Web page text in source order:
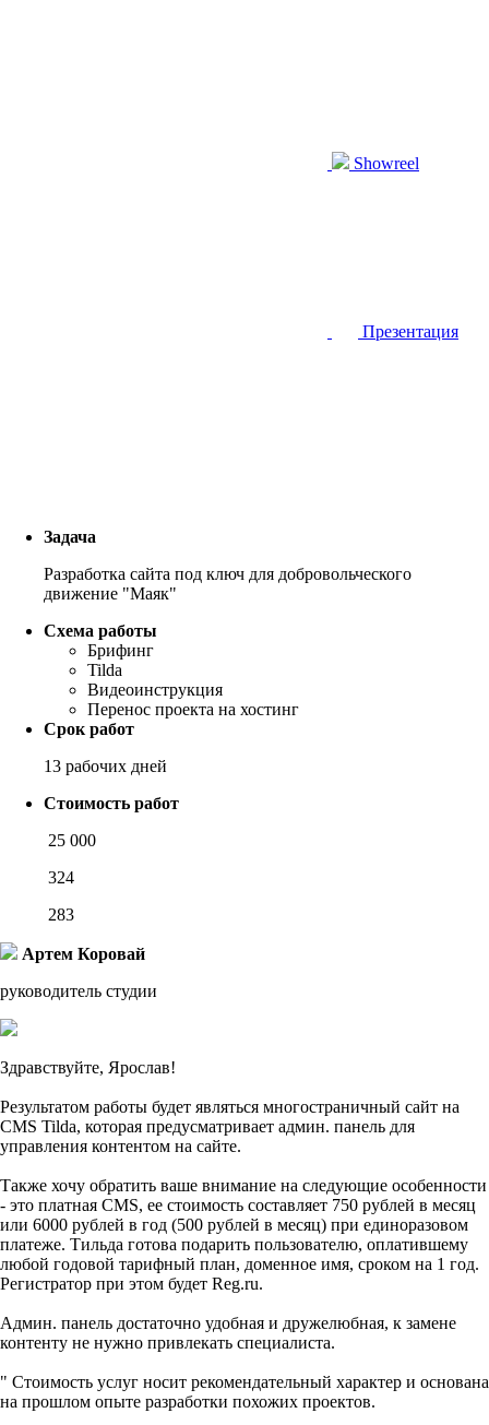
Showreel
Презентация
Задача
Разработка сайта под ключ для добровольческого
движение "Маяк"
Схема работы
Брифинг
Tilda
Видеоинструкция
Перенос проекта на хостинг
Срок работ
13 рабочих дней
Стоимость работ
25 000
324
283
Артем Коровай
руководитель студии
Здравствуйте, Ярослав!
Результатом работы будет являться многостраничный сайт на
CMS Tilda, которая предусматривает админ. панель для
управления контентом на сайте.
Также хочу обратить ваше внимание на следующие особенности
- это платная CMS, ее стоимость составляет 750 рублей в месяц
или 6000 рублей в год (500 рублей в месяц) при единоразовом
платеже. Тильда готова подарить пользователю, оплатившему
любой годовой тарифный план, доменное имя, сроком на 1 год.
Регистратор при этом будет Reg.ru.
Админ. панель достаточно удобная и дружелюбная, к замене
контенту не нужно привлекать специалиста.
" Стоимость услуг носит рекомендательный характер и основана
на прошлом опыте разработки похожих проектов.